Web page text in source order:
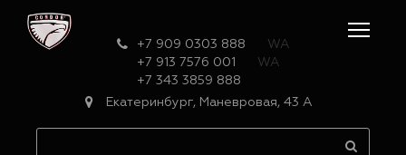
+7 909 0303 888
WA
+7 913 7576 001
WA
+7 343 3859 888
Екатеринбург, Маневровая, 43 А